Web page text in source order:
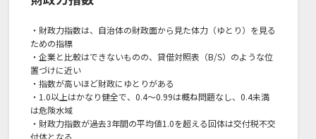
・財政力指数は、自治体の財政面から見た体力（ゆとり）を見る
ための指標
・企業と比較はできないものの、貸借対照表（B/S）のような位
置づけに近い
・指数が高いほど財政にゆとりがある
・1.0以上はかなり健全で、0.4～0.99は概ね問題なし、0.4未満
は危険水域
・財政力指数が過去3年間の平均値1.0を超える回体は交付税不交